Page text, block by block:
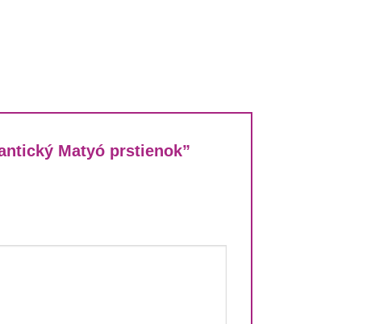
Matyó prstienok”